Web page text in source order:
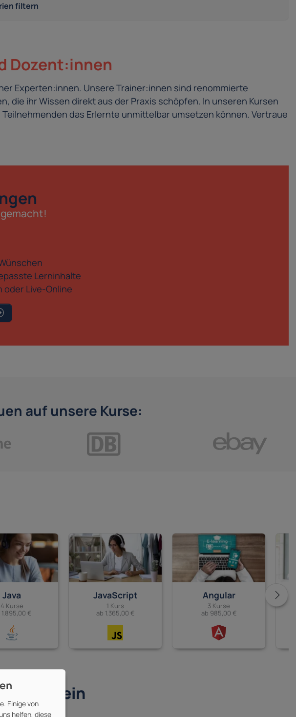
filtern
Dozent:innen
Experten:innen. Unsere Trainer:innen sind renommierte
die ihr Wissen direkt aus der Praxis schöpfen. In unseren Kursen
das Erlernte unmittelbar umsetzen können. Vertraue
Lerninhalte
oder Live-Online
auf unsere Kurse:
Java
4 Kurse
€
JavaScript
1 Kurs
ab 1.365,00 €
Angular
3 Kurse
ab 985,00 €
Risiko ein
Einige von
helfen, diese